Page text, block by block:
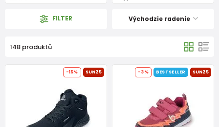
FILTER Východzie radenie
148 produktů
-15% SUN25 -3% BESTSELLER SUN25